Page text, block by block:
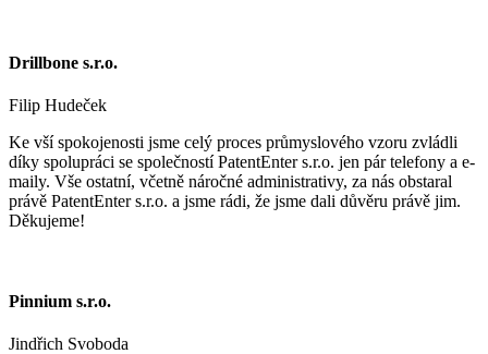
Drillbone s.r.o.
Filip Hudeček
Ke vší spokojenosti jsme celý proces průmyslového vzoru zvládli
díky spolupráci se společností PatentEnter s.r.o. jen pár telefony a e-
maily. Vše ostatní, včetně náročné administrativy, za nás obstaral
právě PatentEnter s.r.o. a jsme rádi, že jsme dali důvěru právě jim.
Děkujeme!
Pinnium s.r.o.
Jindřich Svoboda